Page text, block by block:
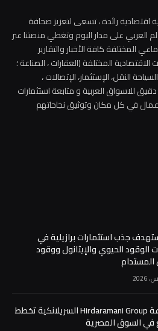
رائدة ، تسعى لتعزيز صحافة
العربي على مدار اليوم وتغطي منصتنا عبر
المختلفة كافة الأخبار والتقارير
المختلفة (العقارات ، الصناعة ؛
النقل، الإستثمار، الإتصالات ،
للاسواق العربية و متابعة استثمارات
في كل مكان وتوثيق نجاحاتهم
جذب استثمارات برازيلية في
الوقود الحيوي والإيثانول ووقود
المستدام
مجموعة Hirdaramani Group السريلانكية تخطط
في السوق المصرية